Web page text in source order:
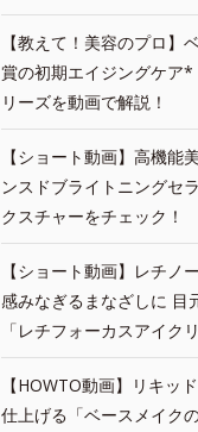
【教えて！美容のプロ】
賞の初期エイジングケア*
リーズを動画で解説！
【ショート動画】高機能
ンスドブライトニングセ
クスチャーをチェック！
【ショート動画】レチノ
感みなぎるまなざしに 目
「レチフォーカスアイク
【HOWTO動画】リキッ
仕上げる「ベースメイク